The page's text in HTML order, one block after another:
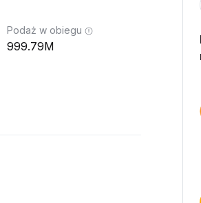
Podaż w obiegu
999.79M